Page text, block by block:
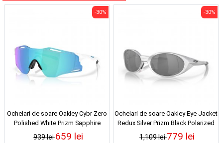
Ochelari de soare Oakley Cybr Zero
Polished White Prizm Sapphire
939 lei
-30%
659 lei
Ochelari de soare Oakley Eye Jacket
Redux Silver Prizm Black Polarized
1,109 lei
-30%
779 lei